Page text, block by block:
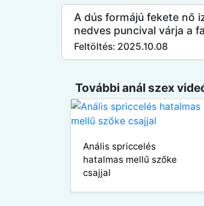
A dús formájú fekete nő
nedves puncival várja a
Feltöltés: 2025.10.08
További anál szex
Anális spriccelés
hatalmas mellű szőke
csajjal